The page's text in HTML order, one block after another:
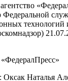
Федеральной
технологий
Оксак Наталья